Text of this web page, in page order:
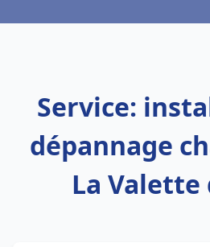
Service:
dépannage
La Valette